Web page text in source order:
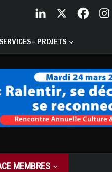
– PROJETS
MEMBRES